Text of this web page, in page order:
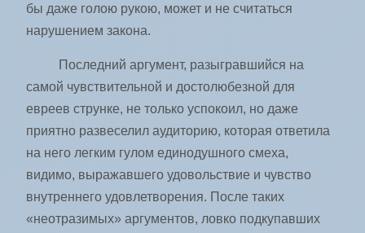
бы даже голою рукою, может и не считаться
нарушением закона.
Последний аргумент, разыгравшийся на
самой чувствительной и достолюбезной для
евреев струнке, не только успокоил, но даже
приятно развеселил аудиторию, которая ответила
на него легким гулом единодушного смеха,
видимо, выражавшего удовольствие и чувство
внутреннего удовлетворения. После таких
«неотразимых» аргументов, ловко подкупавших